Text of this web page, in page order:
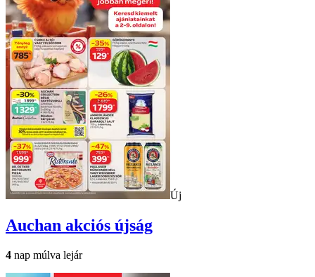
Új
Auchan akciós újság
4 nap múlva lejár